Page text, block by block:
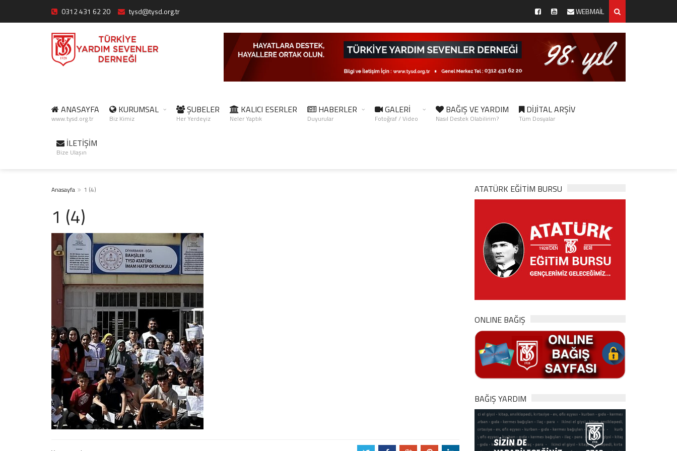
0312 431 62 20 tysd@tysd.org.tr WEBMAİL
ANASAYFA
www.tysd.org.tr
KURUMSAL
Biz Kimiz
ŞUBELER
Her Yerdeyiz
KALICI ESERLER
Neler Yaptık
HABERLER
Duyurular
GALERİ
Fotoğraf / Video
BAĞIŞ VE YARDIM
Nasıl Destek Olabilirim?
DİJİTAL ARŞİV
Tüm Dosyalar
İLETİŞİM
Bize Ulaşın
Anasayfa 1 (4)
1 (4)
ATATÜRK EĞITIM BURSU
ONLINE BAĞIŞ
BAĞIŞ YARDIM